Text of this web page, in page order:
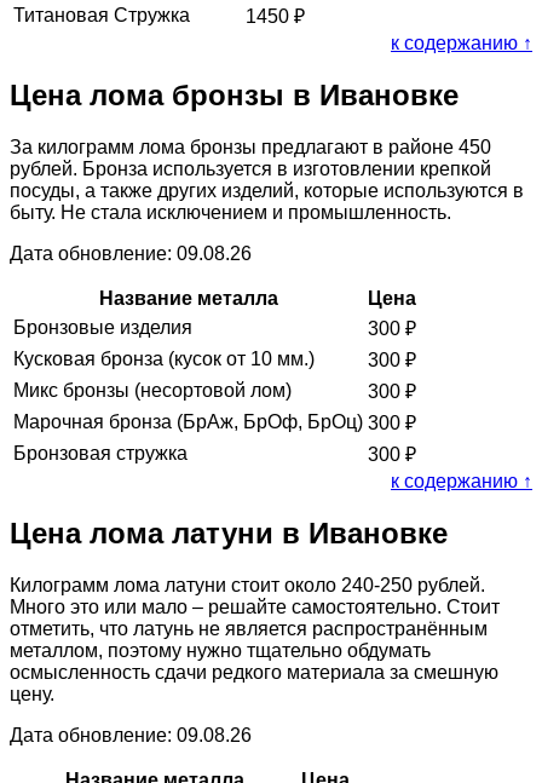
Титановая Стружка
1450 ₽
к содержанию ↑
Цена лома бронзы в Ивановке
За килограмм лома бронзы предлагают в районе 450
рублей. Бронза используется в изготовлении крепкой
посуды, а также других изделий, которые используются в
быту. Не стала исключением и промышленность.
Дата обновление: 09.08.26
Название металла
Цена
Бронзовые изделия
300 ₽
Кусковая бронза (кусок от 10 мм.)
300 ₽
Микс бронзы (несортовой лом)
300 ₽
Марочная бронза (БрАж, БрОф, БрОц) 300 ₽
Бронзовая стружка
300 ₽
к содержанию ↑
Цена лома латуни в Ивановке
Килограмм лома латуни стоит около 240-250 рублей.
Много это или мало – решайте самостоятельно. Стоит
отметить, что латунь не является распространённым
металлом, поэтому нужно тщательно обдумать
осмысленность сдачи редкого материала за смешную
цену.
Дата обновление: 09.08.26